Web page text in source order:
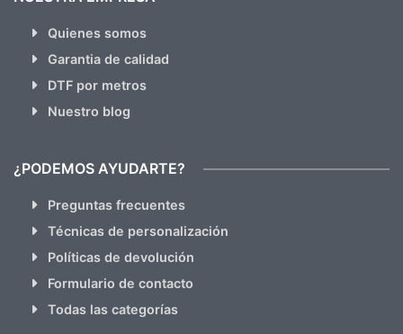
Quienes somos
Garantia de calidad
DTF por metros
Nuestro blog
¿PODEMOS AYUDARTE?
Preguntas frecuentes
Técnicas de personalización
Políticas de devolución
Formulario de contacto
Todas las categorías